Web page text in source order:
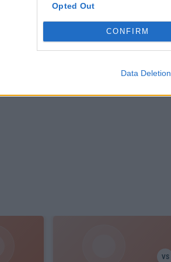
Opted Out
CONFIRM
Data Deletion
VS